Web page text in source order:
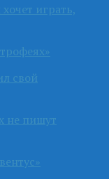
играть,
свой
не пишут